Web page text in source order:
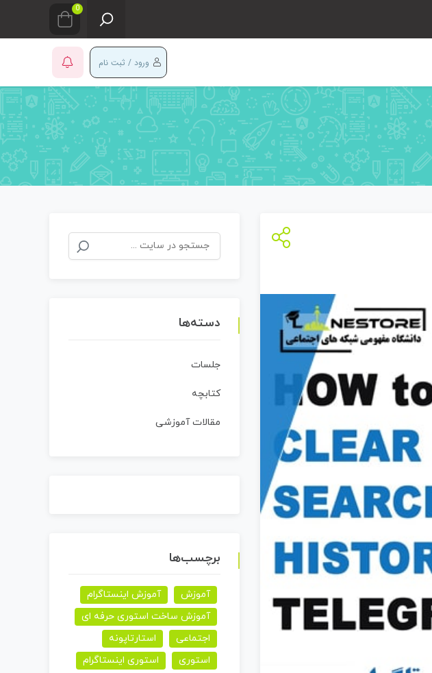
0
ورود / ثبت نام
جستجو
برای:
دسته‌ها
جلسات
کتابچه
مقالات آموزشی
برچسب‌ها
آموزش
آموزش اینستاگرام
آموزش ساخت استوری حرفه ای
اجتماعی
استارتاپونه
استوری
استوری اینستاگرام